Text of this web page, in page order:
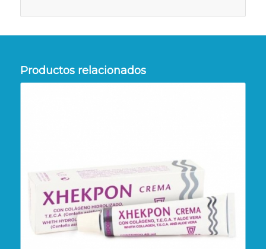
Productos relacionados